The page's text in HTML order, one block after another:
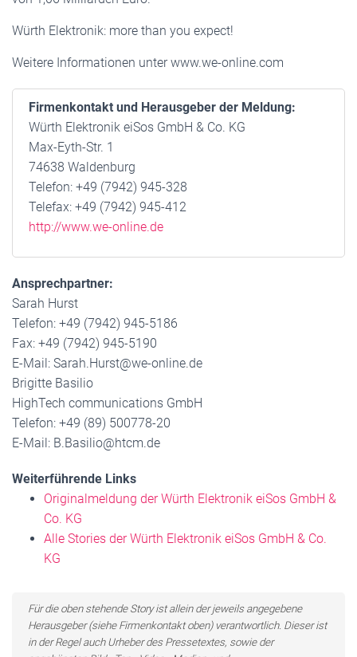
Würth Elektronik: more than you expect!
Weitere Informationen unter www.we-online.com
Firmenkontakt und Herausgeber der Meldung:
Würth Elektronik eiSos GmbH & Co. KG
Max-Eyth-Str. 1
74638 Waldenburg
Telefon: +49 (7942) 945-328
Telefax: +49 (7942) 945-412
http://www.we-online.de
Ansprechpartner:
Sarah Hurst
Telefon: +49 (7942) 945-5186
Fax: +49 (7942) 945-5190
E-Mail: Sarah.Hurst@we-online.de
Brigitte Basilio
HighTech communications GmbH
Telefon: +49 (89) 500778-20
E-Mail: B.Basilio@htcm.de
Weiterführende Links
Originalmeldung der Würth Elektronik eiSos GmbH &
Co. KG
Alle Stories der Würth Elektronik eiSos GmbH & Co.
KG
Für die oben stehende Story ist allein der jeweils angegebene
Herausgeber (siehe Firmenkontakt oben) verantwortlich. Dieser ist
in der Regel auch Urheber des Pressetextes, sowie der